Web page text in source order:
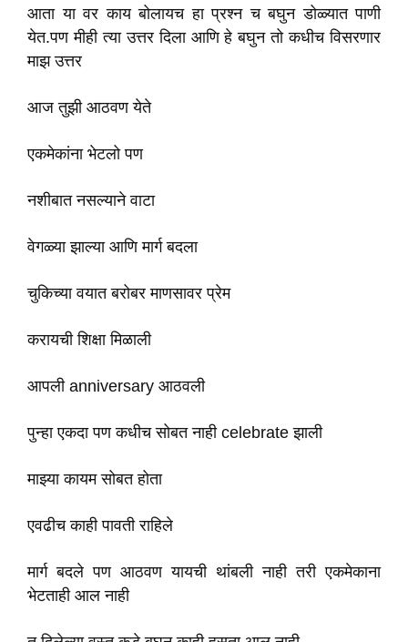
आता या वर काय बोलायच हा प्रश्न च बघुन डोळ्यात पाणी
येत.पण मीही त्या उत्तर दिला आणि हे बघुन तो कधीच विसरणार
माझ उत्तर
आज तुझी आठवण येते
एकमेकांना भेटलो पण
नशीबात नसल्याने वाटा
वेगळ्या झाल्या आणि मार्ग बदला
चुकिच्या वयात बरोबर माणसावर प्रेम
करायची शिक्षा मिळाली
आपली anniversary आठवली
पुन्हा एकदा पण कधीच सोबत नाही celebrate झाली
माझ्या कायम सोबत होता
एवढीच काही पावती राहिले
मार्ग बदले पण आठवण यायची थांबली नाही तरी एकमेकाना
भेटताही आल नाही